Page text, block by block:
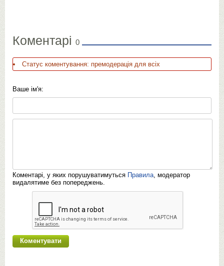
Коментарі 0
Статус коментування: премодерація для всіх
Ваше ім'я:
Коментарі, у яких порушуватимуться Правила, модератор
видалятиме без попереджень.